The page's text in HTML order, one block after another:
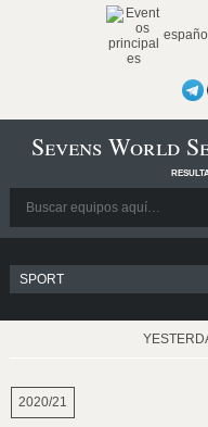
español
Sevens World
2020/21